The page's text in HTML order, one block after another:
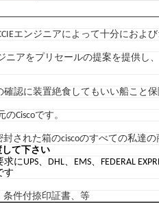
エンジニアによって十分におよ
ニアをプリセールの提案を提供し
認に装置絶食してもいい船こと保
Ciscoです。
された箱のciscoのすべての私達の
て下さい
にUPS、DHL、EMS、FEDERAL
す
条件付捺印証書、等